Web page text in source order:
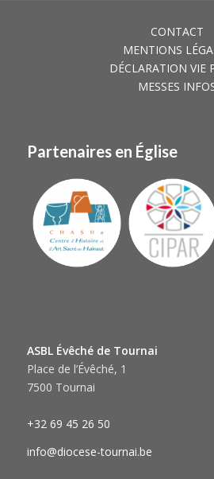
CONTACT
MENTIONS
DÉCLARATION VIE
MESSES
Partenaires en Église
ASBL Évêché de Tournai
Place de l’Évêché, 1
7500 Tournai
+32 69 45 26 50
info@diocese-tournai.be